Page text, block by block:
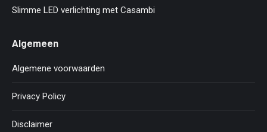
Slimme LED verlichting met Casambi
Algemeen
Algemene voorwaarden
Privacy Policy
Disclaimer